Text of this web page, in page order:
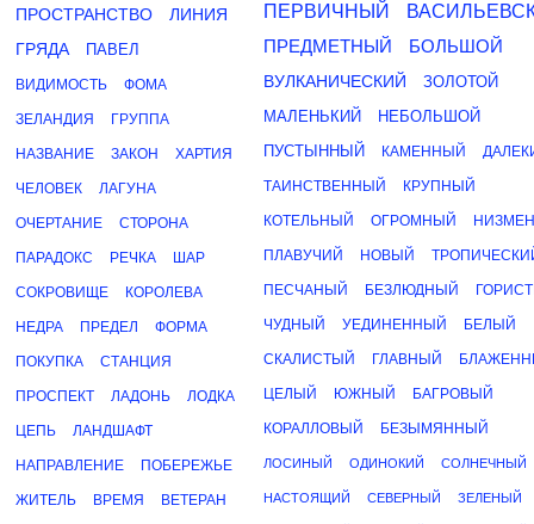
ПРОСТРАНСТВО
ЛИНИЯ
ГРЯДА
ПАВЕЛ
ВИДИМОСТЬ ФОМА
ЗЕЛАНДИЯ ГРУППА
НАЗВАНИЕ ЗАКОН ХАРТИЯ
ЧЕЛОВЕК ЛАГУНА
ОЧЕРТАНИЕ СТОРОНА
ПАРАДОКС РЕЧКА ШАР
СОКРОВИЩЕ КОРОЛЕВА
НЕДРА ПРЕДЕЛ ФОРМА
ПОКУПКА СТАНЦИЯ
ПРОСПЕКТ ЛАДОНЬ ЛОДКА
ЦЕПЬ ЛАНДШАФТ
НАПРАВЛЕНИЕ ПОБЕРЕЖЬЕ
ЖИТЕЛЬ ВРЕМЯ ВЕТЕРАН
ПЕРВИЧНЫЙ
ПРЕДМЕТНЫЙ
БОЛЬШОЙ
ВУЛКАНИЧЕСКИЙ
ЗОЛОТОЙ
МАЛЕНЬКИЙ
НЕБОЛЬШОЙ
ПУСТЫННЫЙ
КАМЕННЫЙ
ТАИНСТВЕННЫЙ КРУПНЫЙ
КОТЕЛЬНЫЙ ОГРОМНЫЙ
ПЛАВУЧИЙ НОВЫЙ
ПЕСЧАНЫЙ БЕЗЛЮДНЫЙ
ЧУДНЫЙ УЕДИНЕННЫЙ БЕЛЫЙ
СКАЛИСТЫЙ ГЛАВНЫЙ
ЦЕЛЫЙ ЮЖНЫЙ БАГРОВЫЙ
КОРАЛЛОВЫЙ БЕЗЫМЯННЫЙ
ЛОСИНЫЙ ОДИНОКИЙ СОЛНЕЧНЫЙ
НАСТОЯЩИЙ СЕВЕРНЫЙ ЗЕЛЕНЫЙ